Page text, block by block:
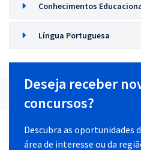
Conhecimentos
Língua Portuguesa
Deseja receber
concursos?
Descubra as oportunidades
área de interesse ou da